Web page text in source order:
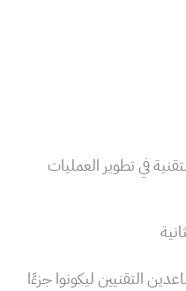
في تطوير العمليات
التقنيين ليكونوا جزءًا